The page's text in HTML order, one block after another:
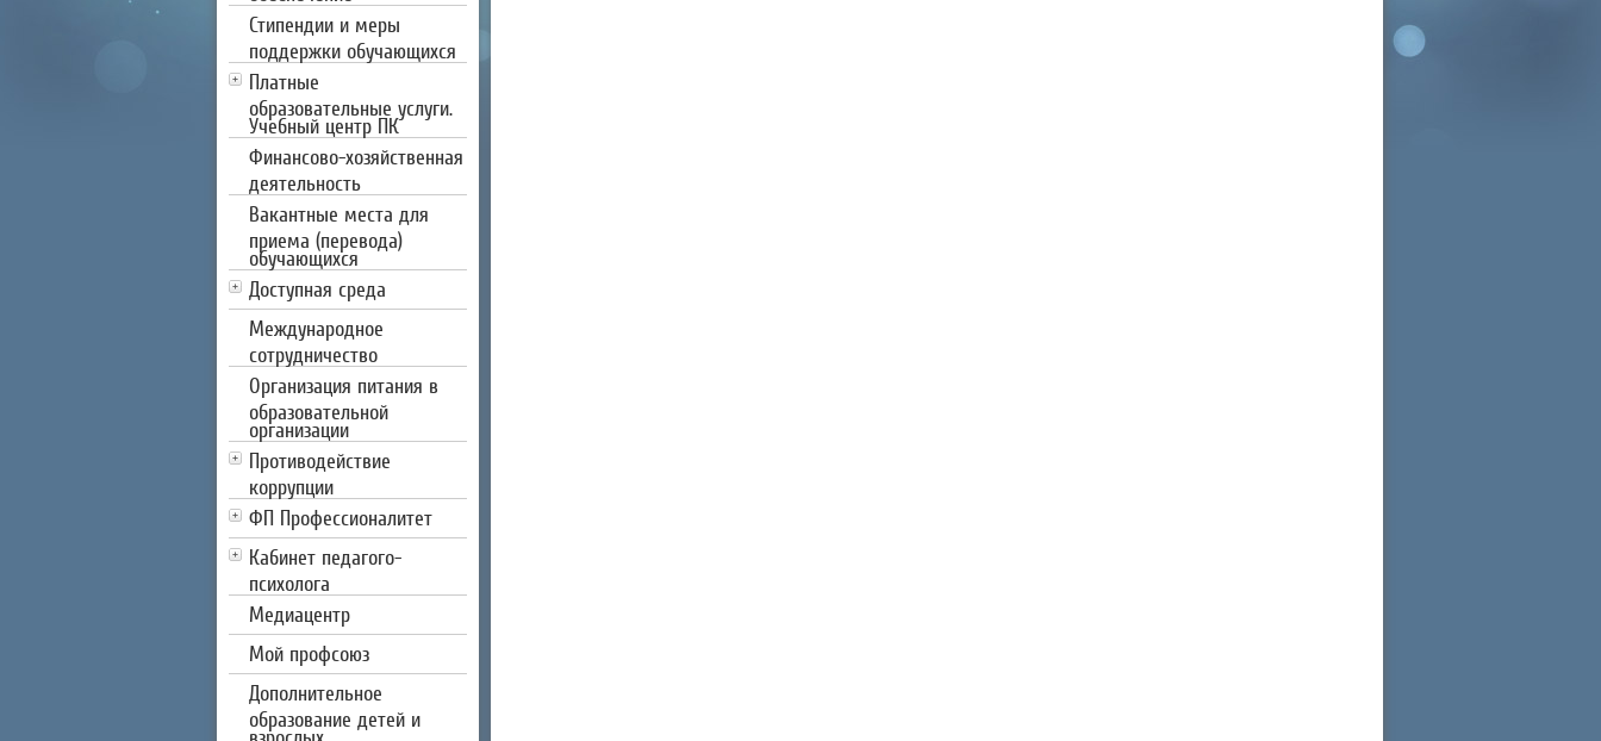
Стипендии и меры
поддержки обучающихся
Платные
образовательные услуги.
Учебный центр ПК
Финансово-хозяйственная
деятельность
Вакантные места для
приема (перевода)
обучающихся
Доступная среда
Международное
сотрудничество
Организация питания в
образовательной
организации
Противодействие
коррупции
ФП Профессионалитет
Кабинет педагого-
психолога
Медиацентр
Мой профсоюз
Дополнительное
образование детей и
взрослых